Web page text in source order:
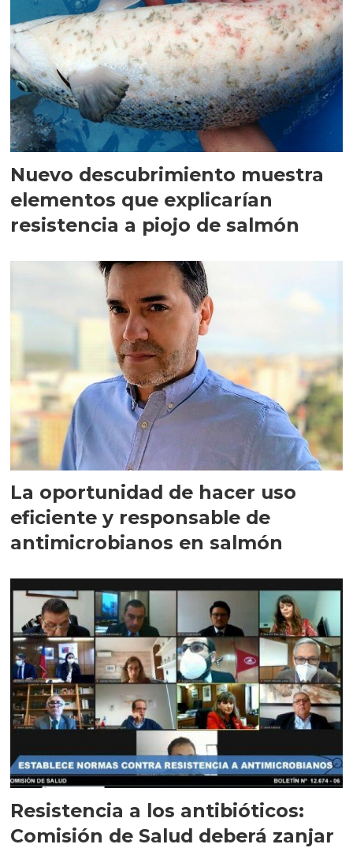
Nuevo descubrimiento muestra
elementos que explicarían
resistencia a piojo de salmón
La oportunidad de hacer uso
eficiente y responsable de
antimicrobianos en salmón
Resistencia a los antibióticos:
Comisión de Salud deberá zanjar